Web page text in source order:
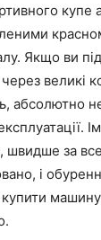
купе
Якщо ви
великі
абсолютно
швидше за
і
машину